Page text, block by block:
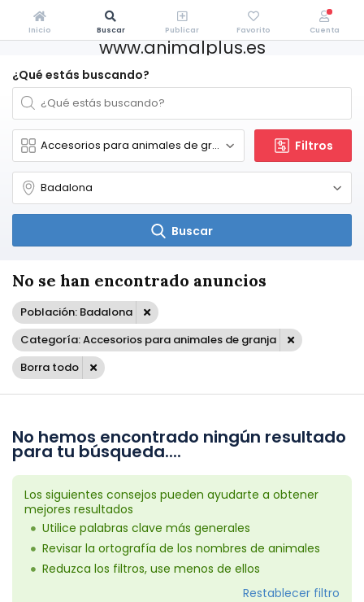
www.animalplus.es
¿Qué estás buscando?
Filtros
Buscar
No se han encontrado anuncios
Población: Badalona
Categoría: Accesorios para animales de granja
Borra todo
No hemos encontrado ningún resultado
para tu búsqueda....
Los siguientes consejos pueden ayudarte a obtener
mejores resultados
Utilice palabras clave más generales
Revisar la ortografía de los nombres de animales
Reduzca los filtros, use menos de ellos
Restablecer filtro
Inicio Buscar Publicar Favorito Cuenta